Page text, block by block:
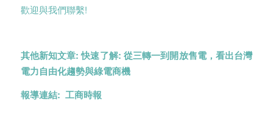
歡迎與我們聯繫!
其他新知文章:快速了解: 從三轉一到開放售電，看出台灣
電力自由化趨勢與綠電商機
報導連結: 工商時報